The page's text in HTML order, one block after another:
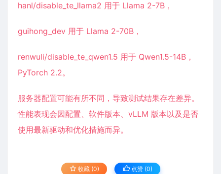
hanl/disable_te_llama2 用于 Llama 2-7B，
guihong_dev 用于 Llama 2-70B，
renwuli/disable_te_qwen1.5 用于 Qwen1.5-14B，
PyTorch 2.2。
服务器配置可能有所不同，导致测试结果存在差异。
性能表现会因配置、软件版本、vLLM 版本以及是否
使用最新驱动和优化措施而异。
收藏 (0) 点赞 (0)